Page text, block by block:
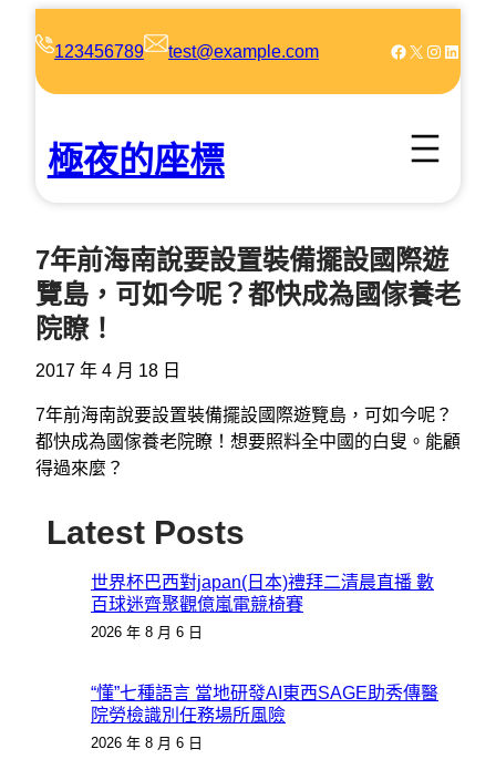
123456789 test@example.com Facebook X Instagram LinkedIn
極夜的座標
7年前海南說要設置裝備擺設國際遊
覽島，可如今呢？都快成為國傢養老
院瞭！
2017 年 4 月 18 日
7年前海南說要設置裝備擺設國際遊覽島，可如今呢？
都快成為國傢養老院瞭！想要照料全中國的白叟。能顧
得過來麼？
Latest Posts
世界杯巴西對japan(日本)禮拜二清晨直播 數
百球迷齊聚觀億嵐電競椅賽
2026 年 8 月 6 日
“懂”七種語言 當地研發AI東西SAGE助秀傳醫
院勞檢識別任務場所風險
2026 年 8 月 6 日